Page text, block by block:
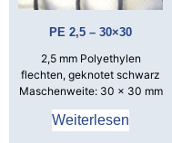
PE 2,5 – 30×30
2,5 mm Polyethylen
flechten, geknotet schwarz
Maschenweite: 30 x 30 mm
Weiterlesen